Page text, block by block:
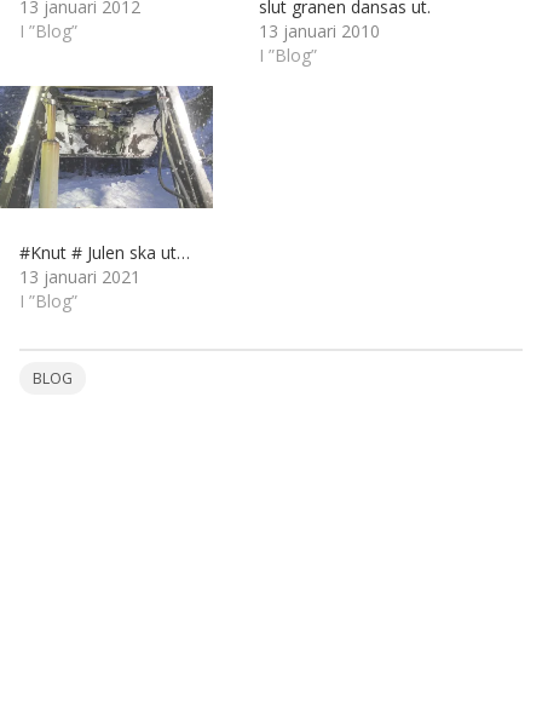
13 januari 2012
I ”Blog”
slut granen dansas ut.
13 januari 2010
I ”Blog”
#Knut # Julen ska ut…
13 januari 2021
I ”Blog”
BLOG